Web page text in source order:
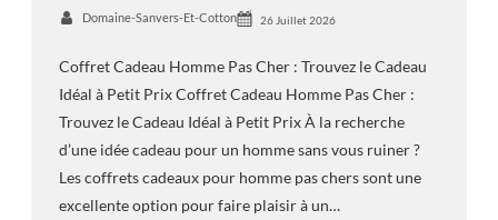
Domaine-Sanvers-Et-Cotton 26 Juillet 2026
Coffret Cadeau Homme Pas Cher : Trouvez le Cadeau
Idéal à Petit Prix Coffret Cadeau Homme Pas Cher :
Trouvez le Cadeau Idéal à Petit Prix À la recherche
d’une idée cadeau pour un homme sans vous ruiner ?
Les coffrets cadeaux pour homme pas chers sont une
excellente option pour faire plaisir à un…